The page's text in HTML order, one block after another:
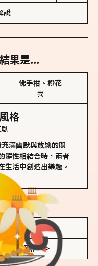
說
果是...
佛手柑、橙花
我
格
滿幽默與放鬆的關
隨性相結合時，兩者
生活中創造出樂趣。
圖
類型全解析 >>>